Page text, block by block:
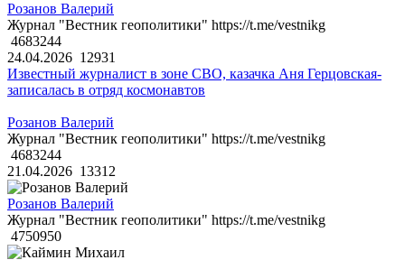
Розанов Валерий
Журнал "Вестник геополитики" https://t.me/vestnikg
4683244
24.04.2026 12931
Известный журналист в зоне СВО, казачка Аня Герцовская-
записалась в отряд космонавтов
Розанов Валерий
Журнал "Вестник геополитики" https://t.me/vestnikg
4683244
21.04.2026 13312
Розанов Валерий
Журнал "Вестник геополитики" https://t.me/vestnikg
4750950